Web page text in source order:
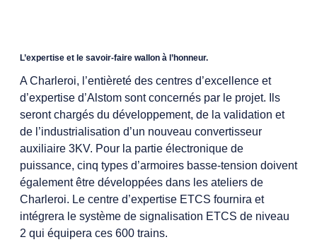
L’expertise et le savoir-faire wallon à l’honneur.
A Charleroi, l’entièreté des centres d’excellence et
d’expertise d’Alstom sont concernés par le projet. Ils
seront chargés du développement, de la validation et
de l’industrialisation d’un nouveau convertisseur
auxiliaire 3KV. Pour la partie électronique de
puissance, cinq types d’armoires basse-tension doivent
également être développées dans les ateliers de
Charleroi. L e centre d’expertise ETCS fournira et
intégrera le système de signalisation ETCS de niveau
2 qui équipera ces 600 trains.